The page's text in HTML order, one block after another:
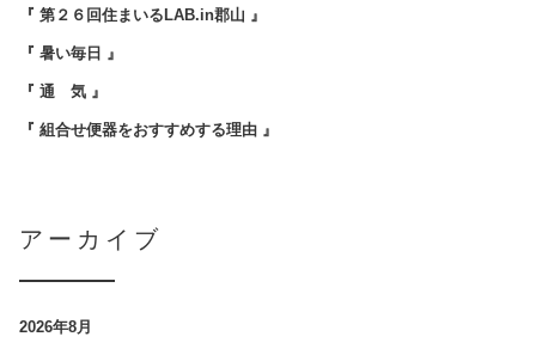
『 第２６回住まいるLAB.in郡山 』
『 暑い毎日 』
『 通 気 』
『 組合せ便器をおすすめする理由 』
アーカイブ
2026年8月